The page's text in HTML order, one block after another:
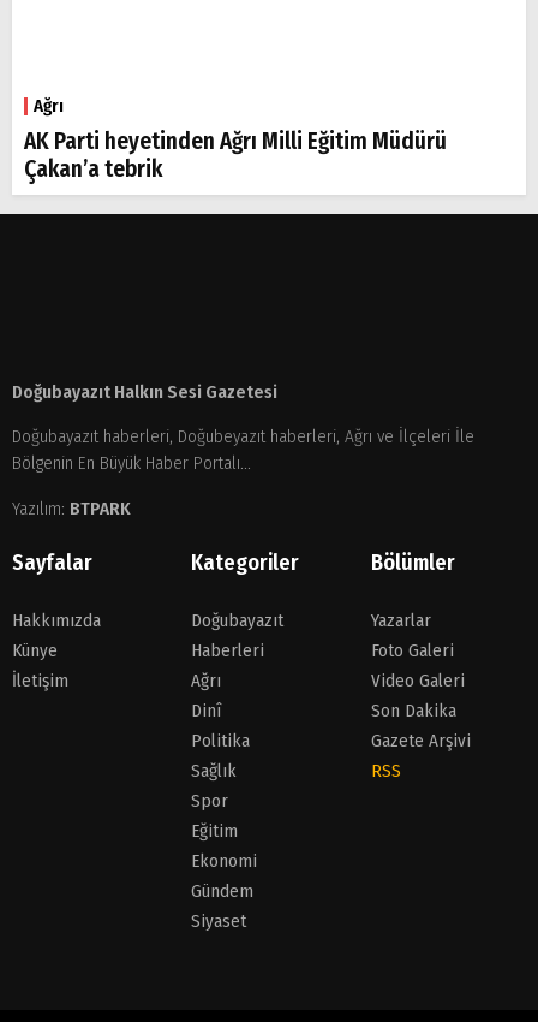
Ağrı
AK Parti heyetinden Ağrı Milli Eğitim Müdürü
Çakan’a tebrik
Doğubayazıt Halkın Sesi Gazetesi
Doğubayazıt haberleri, Doğubeyazıt haberleri, Ağrı ve İlçeleri İle
Bölgenin En Büyük Haber Portalı...
Yazılım: BTPARK
Sayfalar
Hakkımızda
Künye
İletişim
Kategoriler
Doğubayazıt
Haberleri
Ağrı
Dinî
Politika
Sağlık
Spor
Eğitim
Ekonomi
Gündem
Siyaset
Bölümler
Yazarlar
Foto Galeri
Video Galeri
Son Dakika
Gazete Arşivi
RSS